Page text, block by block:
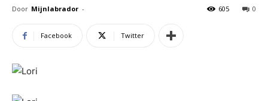
Door Mijnlabrador - 0
605
Facebook Twitter